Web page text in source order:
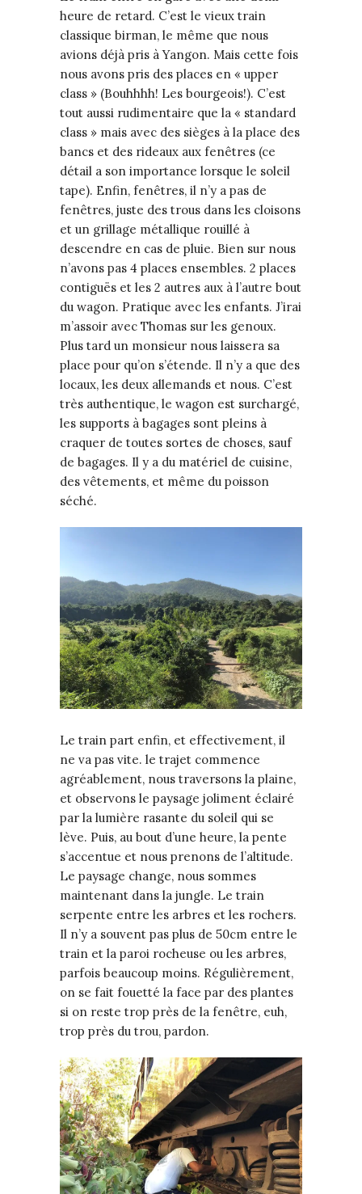
heure de retard. C’est le vieux train
classique birman, le même que nous
avions déjà pris à Yangon. Mais cette fois
nous avons pris des places en « upper
class » (Bouhhhh! Les bourgeois!). C’est
tout aussi rudimentaire que la « standard
class » mais avec des sièges à la place des
bancs et des rideaux aux fenêtres (ce
détail a son importance lorsque le soleil
tape). Enfin, fenêtres, il n’y a pas de
fenêtres, juste des trous dans les cloisons
et un grillage métallique rouillé à
descendre en cas de pluie. Bien sur nous
n’avons pas 4 places ensembles. 2 places
contiguës et les 2 autres aux à l’autre bout
du wagon. Pratique avec les enfants. J’irai
m’assoir avec Thomas sur les genoux.
Plus tard un monsieur nous laissera sa
place pour qu’on s’étende. Il n’y a que des
locaux, les deux allemands et nous. C’est
très authentique, le wagon est surchargé,
les supports à bagages sont pleins à
craquer de toutes sortes de choses, sauf
de bagages. Il y a du matériel de cuisine,
des vêtements, et même du poisson
séché.
Le train part enfin, et effectivement, il
ne va pas vite. le trajet commence
agréablement, nous traversons la plaine,
et observons le paysage joliment éclairé
par la lumière rasante du soleil qui se
lève. Puis, au bout d’une heure, la pente
s’accentue et nous prenons de l’altitude.
Le paysage change, nous sommes
maintenant dans la jungle. Le train
serpente entre les arbres et les rochers.
Il n’y a souvent pas plus de 50cm entre le
train et la paroi rocheuse ou les arbres,
parfois beaucoup moins. Régulièrement,
on se fait fouetté la face par des plantes
si on reste trop près de la fenêtre, euh,
trop près du trou, pardon.